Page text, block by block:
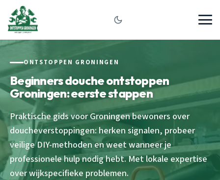
ONTSTOPPEN GRONINGEN
Beginners douche ontstoppen
Groningen: eerste stappen
Praktische gids voor Groningen bewoners over
doucheverstoppingen: herken signalen, probeer
veilige DIY-methoden en weet wanneer je
professionele hulp nodig hebt. Met lokale expertise
over wijkspecifieke problemen.